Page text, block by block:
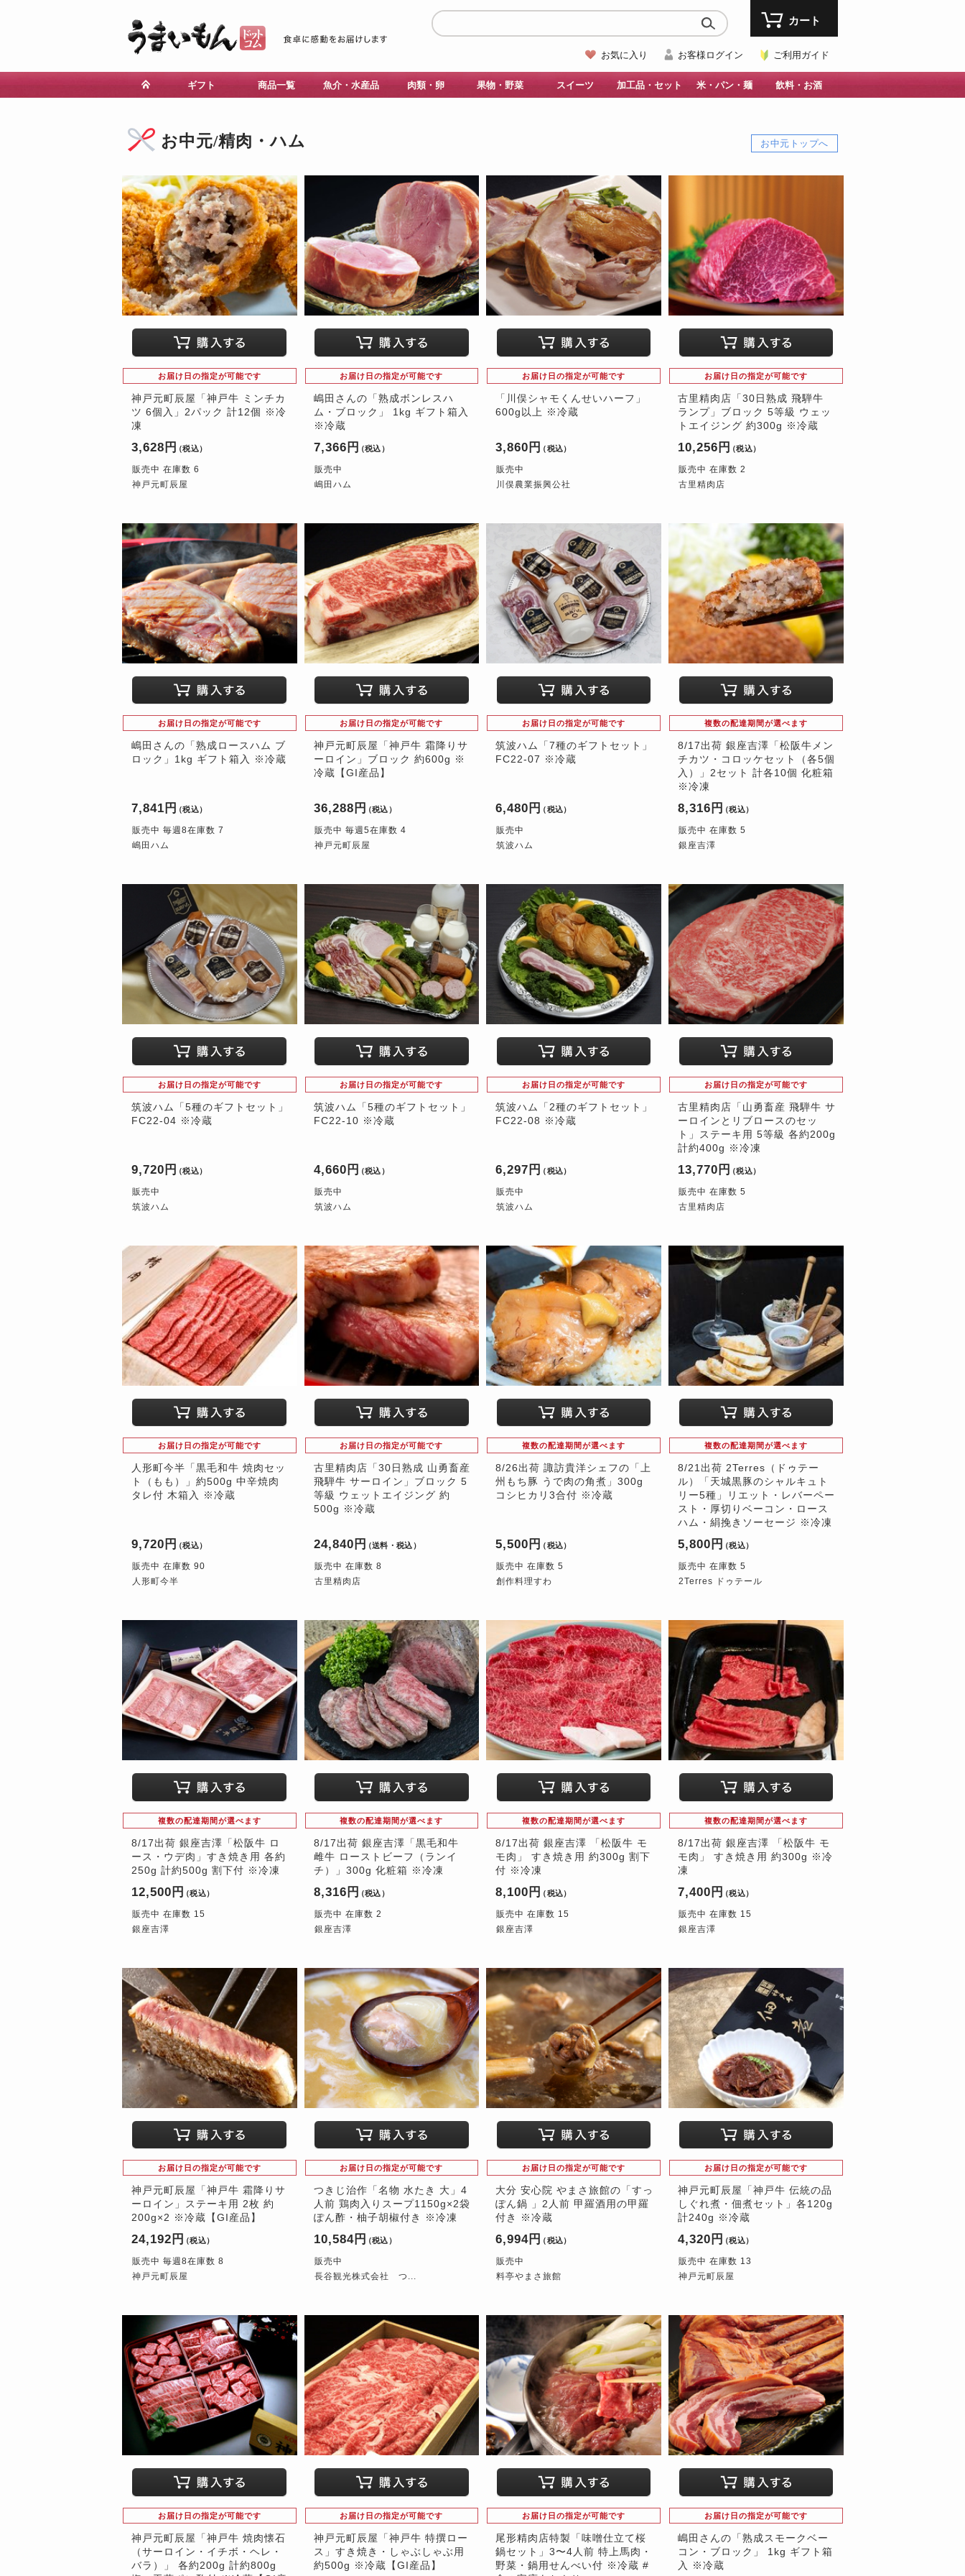
お気に入り お客様ログイン ご利用ガイド
カート
ギフト 商品一覧 魚介・水産品 肉類・卵 果物・野菜 スイーツ 加工品・セット 米・パン・麺 飲料・お酒
お中元/精肉・ハム お中元トップへ
お届け日の指定が可能です
神戸元町辰屋「神戸牛 ミンチカ
ツ 6個入」2パック 計12個 ※冷
凍
3,628円（税込）
販売中 在庫数 6
神戸元町辰屋
お届け日の指定が可能です
嶋田さんの「熟成ボンレスハ
ム・ブロック」 1kg ギフト箱入
※冷蔵
7,366円（税込）
販売中
嶋田ハム
お届け日の指定が可能です
「川俣シャモくんせいハーフ」
600g以上 ※冷蔵
3,860円 （税込）
販売中
川俣農業振興公社
お届け日の指定が可能です
古里精肉店「30日熟成 飛騨牛
ランプ」ブロック 5等級 ウェッ
トエイジング 約300g ※冷蔵
10,256円 （税込）
販売中 在庫数 2
古里精肉店
お届け日の指定が可能です
嶋田さんの「熟成ロースハム ブ
ロック」1kg ギフト箱入 ※冷蔵
7,841円（税込）
販売中 毎週8在庫数 7
嶋田ハム
お届け日の指定が可能です
神戸元町辰屋「神戸牛 霜降りサ
ーロイン」ブロック 約600g ※
冷蔵【GI産品】
36,288円（税込）
販売中 毎週5在庫数 4
神戸元町辰屋
お届け日の指定が可能です
筑波ハム「7種のギフトセット」
FC22-07 ※冷蔵
6,480円 （税込）
販売中
筑波ハム
複数の配達期間が選べます
8/17出荷 銀座吉澤「松阪牛メン
チカツ・コロッケセット（各5個
入）」2セット 計各10個 化粧箱
※冷凍
8,316円 （税込）
販売中 在庫数 5
銀座吉澤
お届け日の指定が可能です
筑波ハム「5種のギフトセット」
FC22-04 ※冷蔵
9,720円（税込）
販売中
筑波ハム
お届け日の指定が可能です
筑波ハム「5種のギフトセット」
FC22-10 ※冷蔵
4,660円（税込）
販売中
筑波ハム
お届け日の指定が可能です
筑波ハム「2種のギフトセット」
FC22-08 ※冷蔵
6,297円 （税込）
販売中
筑波ハム
お届け日の指定が可能です
古里精肉店「山勇畜産 飛騨牛 サ
ーロインとリブロースのセッ
ト」ステーキ用 5等級 各約200g
計約400g ※冷凍
13,770円 （税込）
販売中 在庫数 5
古里精肉店
お届け日の指定が可能です
人形町今半「黒毛和牛 焼肉セッ
ト（もも）」約500g 中辛焼肉
タレ付 木箱入 ※冷蔵
9,720円（税込）
販売中 在庫数 90
人形町今半
お届け日の指定が可能です
古里精肉店「30日熟成 山勇畜産
飛騨牛 サーロイン」ブロック 5
等級 ウェットエイジング 約
500g ※冷蔵
24,840円（送料・税込）
販売中 在庫数 8
古里精肉店
複数の配達期間が選べます
8/26出荷 諏訪貴洋シェフの「上
州もち豚 うで肉の角煮」300g
コシヒカリ3合付 ※冷蔵
5,500円 （税込）
販売中 在庫数 5
創作料理すわ
複数の配達期間が選べます
8/21出荷 2Terres（ドゥテー
ル）「天城黒豚のシャルキュト
リー5種」リエット・レバーペー
スト・厚切りベーコン・ロース
ハム・絹挽きソーセージ ※冷凍
5,800円 （税込）
販売中 在庫数 5
2Terres ドゥテール
複数の配達期間が選べます
8/17出荷 銀座吉澤「松阪牛 ロ
ース・ウデ肉」すき焼き用 各約
250g 計約500g 割下付 ※冷凍
12,500円（税込）
販売中 在庫数 15
銀座吉澤
複数の配達期間が選べます
8/17出荷 銀座吉澤「黒毛和牛
雌牛 ローストビーフ（ランイ
チ）」300g 化粧箱 ※冷凍
8,316円（税込）
販売中 在庫数 2
銀座吉澤
複数の配達期間が選べます
8/17出荷 銀座吉澤 「松阪牛 モ
モ肉」 すき焼き用 約300g 割下
付 ※冷凍
8,100円 （税込）
販売中 在庫数 15
銀座吉澤
複数の配達期間が選べます
8/17出荷 銀座吉澤 「松阪牛 モ
モ肉」 すき焼き用 約300g ※冷
凍
7,400円 （税込）
販売中 在庫数 15
銀座吉澤
お届け日の指定が可能です
神戸元町辰屋「神戸牛 霜降りサ
ーロイン」ステーキ用 2枚 約
200g×2 ※冷蔵【GI産品】
24,192円（税込）
販売中 毎週8在庫数 8
神戸元町辰屋
お届け日の指定が可能です
つきじ治作「名物 水たき 大」4
人前 鶏肉入りスープ1150g×2袋
ぽん酢・柚子胡椒付き ※冷凍
10,584円（税込）
販売中
長谷観光株式会社 つ...
お届け日の指定が可能です
大分 安心院 やまさ旅館の「すっ
ぽん鍋 」2人前 甲羅酒用の甲羅
付き ※冷蔵
6,994円 （税込）
販売中
料亭やまさ旅館
お届け日の指定が可能です
神戸元町辰屋「神戸牛 伝統の品
しぐれ煮・佃煮セット」各120g
計240g ※冷蔵
4,320円 （税込）
販売中 在庫数 13
神戸元町辰屋
お届け日の指定が可能です
神戸元町辰屋「神戸牛 焼肉懐石
（サーロイン・イチボ・ヘレ・
バラ）」 各約200g 計約800g
お届け日の指定が可能です
神戸元町辰屋「神戸牛 特撰ロー
ス」すき焼き・しゃぶしゃぶ用
約500g ※冷蔵【GI産品】
お届け日の指定が可能です
尾形精肉店特製「味噌仕立て桜
鍋セット」3〜4人前 特上馬肉・
野菜・鍋用せんべい付 ※冷蔵 #
お届け日の指定が可能です
嶋田さんの「熟成スモークベー
コン・ブロック」 1kg ギフト箱
入 ※冷蔵